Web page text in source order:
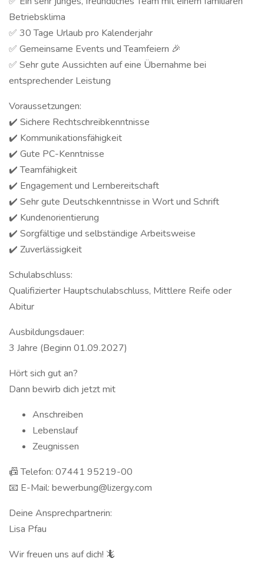
Betriebsklima
✅ 30 Tage Urlaub pro Kalenderjahr
✅ Gemeinsame Events und Teamfeiern 🎉
✅ Sehr gute Aussichten auf eine Übernahme bei
entsprechender Leistung
Voraussetzungen:
✔️ Sichere Rechtschreibkenntnisse
✔️ Kommunikationsfähigkeit
✔️ Gute PC-Kenntnisse
✔️ Teamfähigkeit
✔️ Engagement und Lernbereitschaft
✔️ Sehr gute Deutschkenntnisse in Wort und Schrift
✔️ Kundenorientierung
✔️ Sorgfältige und selbständige Arbeitsweise
✔️ Zuverlässigkeit
Schulabschluss:
Qualifizierter Hauptschulabschluss, Mittlere Reife oder
Abitur
Ausbildungsdauer:
3 Jahre (Beginn 01.09.2027)
Hört sich gut an?
Dann bewirb dich jetzt mit
Anschreiben
Lebenslauf
Zeugnissen
📠 Telefon: 07441 95219-00
📧 E-Mail: bewerbung@lizergy.com
Deine Ansprechpartnerin:
Lisa Pfau
Wir freuen uns auf dich! 🦎